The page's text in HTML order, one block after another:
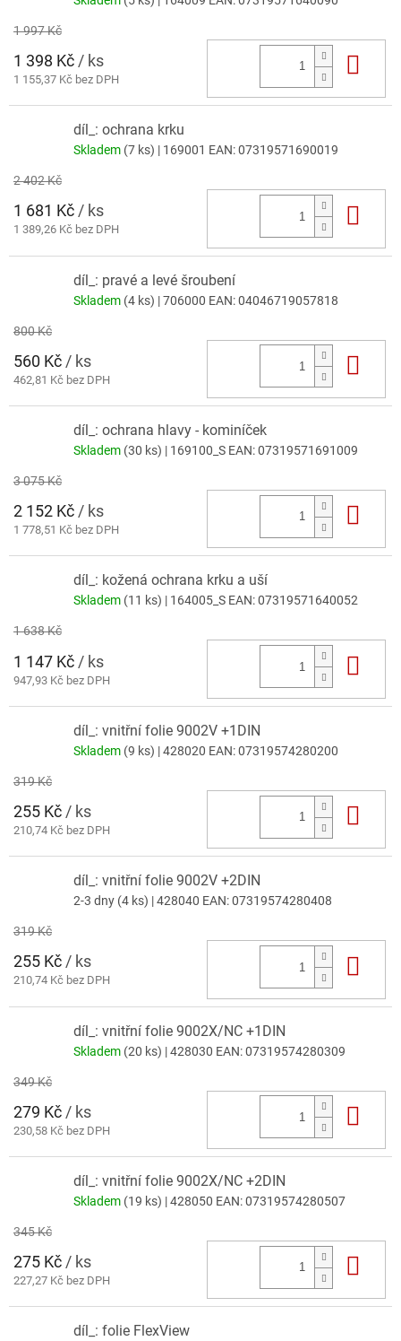
1 997 Kč
1 398 Kč / ks
1 155,37 Kč bez DPH
díl_: ochrana krku
Skladem (7 ks) | 169001 EAN:07319571690019
2 402 Kč
1 681 Kč/ ks
1 389,26 Kč bez DPH
díl_: pravé a levé šroubení
Skladem (4 ks) | 706000 EAN:04046719057818
800 Kč
560 Kč / ks
462,81 Kč bez DPH
díl_: ochrana hlavy - kominíček
Skladem (30 ks) | 169100_S EAN:07319571691009
3 075 Kč
2 152 Kč / ks
1 778,51 Kč bez DPH
díl_: kožená ochrana krku a uší
Skladem (11 ks) | 164005_S EAN:07319571640052
1 638 Kč
1 147 Kč / ks
947,93 Kč bez DPH
díl_: vnitřní folie 9002V +1DIN
Skladem (9 ks) | 428020 EAN:07319574280200
319 Kč
255 Kč / ks
210,74 Kč bez DPH
díl_: vnitřní folie 9002V +2DIN
2-3 dny (4 ks) | 428040 EAN:07319574280408
319 Kč
255 Kč/ ks
210,74 Kč bez DPH
díl_: vnitřní folie 9002X/NC +1DIN
Skladem (20 ks) | 428030 EAN:07319574280309
349 Kč
279 Kč / ks
230,58 Kč bez DPH
díl_: vnitřní folie 9002X/NC +2DIN
Skladem (19 ks) | 428050 EAN:07319574280507
345 Kč
275 Kč / ks
227,27 Kč bez DPH
díl_: folie FlexView